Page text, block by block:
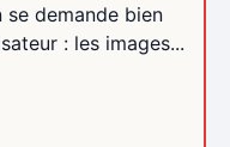
se demande bien
: les images...